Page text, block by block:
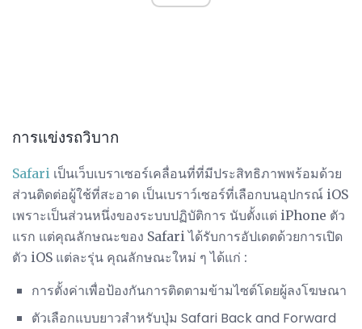
การแข่งรถวิบาก
Safari เป็นเว็บเบราเซอร์เคลื่อนที่ที่มีประสิทธิภาพพร้อมด้วย
ส่วนติดต่อผู้ใช้ที่สะอาด เป็นเบราว์เซอร์ที่เลือกบนอุปกรณ์ iOS
เพราะเป็นส่วนหนึ่งของระบบปฏิบัติการ นับตั้งแต่ iPhone ตัว
แรก แต่คุณลักษณะของ Safari ได้รับการอัปเดตด้วยการเปิด
ตัว iOS แต่ละรุ่น คุณลักษณะใหม่ ๆ ได้แก่ :
การตั้งค่าเพื่อป้องกันการติดตามข้ามไซต์โดยผู้ลงโฆษณา
ตัวเลือกแบบยาวสำหรับปุ่ม Safari Back and Forward